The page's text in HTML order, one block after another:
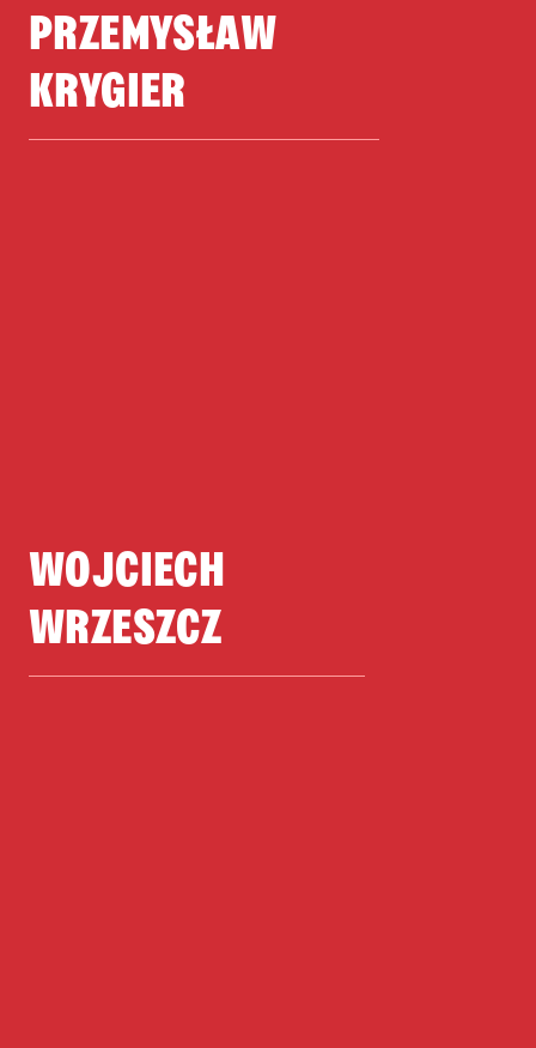
PRZEMYSŁAW
KRYGIER
WOJCIECH
WRZESZCZ